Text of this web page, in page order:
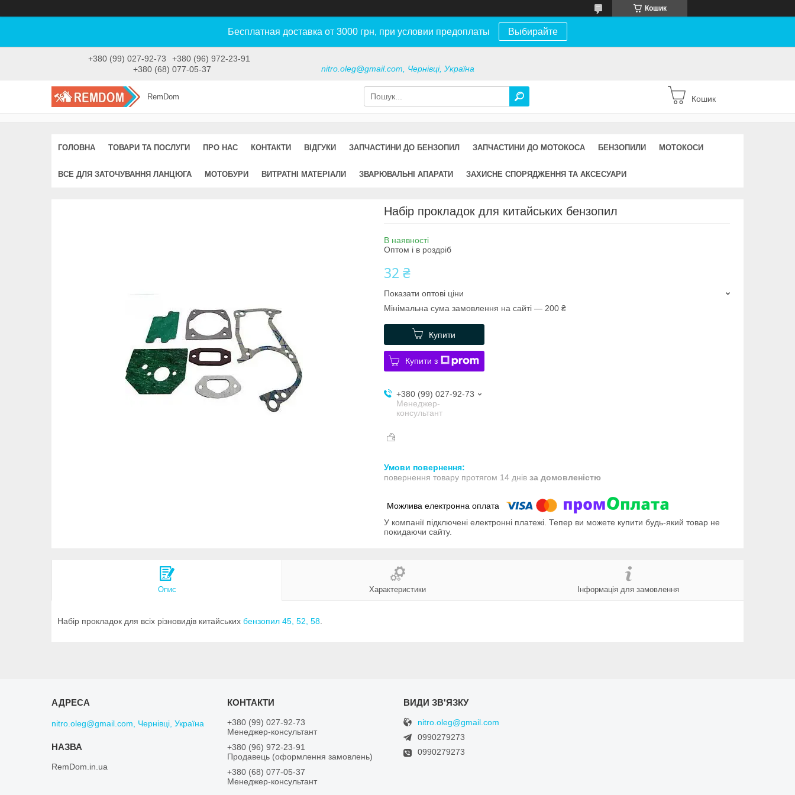
Кошик
Бесплатная доставка от 3000 грн, при условии предоплаты Выбирайте
+380 (99) 027-92-73
+380 (96) 972-23-91
+380 (68) 077-05-37
nitro.oleg@gmail.com, Чернівці, Україна
RemDom Кошик
ГОЛОВНА ТОВАРИ ТА ПОСЛУГИ ПРО НАС КОНТАКТИ ВІДГУКИ ЗАПЧАСТИНИ ДО БЕНЗОПИЛ ЗАПЧАСТИНИ ДО МОТОКОСА БЕНЗОПИЛИ МОТОКОСИ
ВСЕ ДЛЯ ЗАТОЧУВАННЯ ЛАНЦЮГА МОТОБУРИ ВИТРАТНІ МАТЕРІАЛИ ЗВАРЮВАЛЬНІ АПАРАТИ ЗАХИСНЕ СПОРЯДЖЕННЯ ТА АКСЕСУАРИ
Набір прокладок для китайських бензопил
В наявності
Оптом і в роздріб
32 ₴
Показати оптові ціни
Мінімальна сума замовлення на сайті — 200 ₴
Купити
Купити з
+380 (99) 027-92-73
Менеджер-
консультант
повернення товару протягом 14 днів за домовленістю
У компанії підключені електронні платежі. Тепер ви можете купити будь-який товар не
покидаючи сайту.
Опис Характеристики Інформація для замовлення
Набір прокладок для всіх різновидів китайських бензопил 45, 52, 58
nitro.oleg@gmail.com, Чернівці, Україна
RemDom.in.ua
+380 (99) 027-92-73
Менеджер-консультант
+380 (96) 972-23-91
Продавець (оформлення замовлень)
+380 (68) 077-05-37
Менеджер-консультант
nitro.oleg@gmail.com
0990279273
0990279273